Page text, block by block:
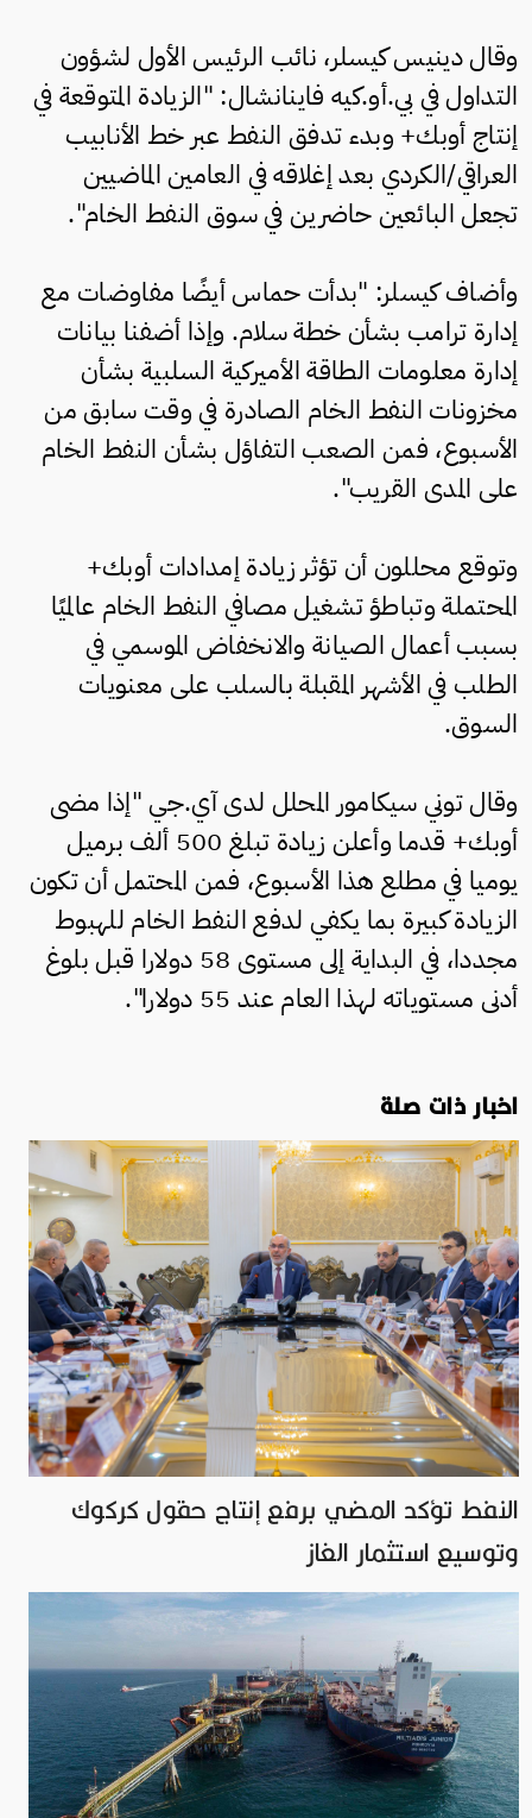
وقال دينيس كيسلر، نائب الرئيس الأول لشؤون
التداول في بي.أو.كيه فاينانشال: "الزيادة المتوقعة في
إنتاج أوبك+ وبدء تدفق النفط عبر خط الأنابيب
العراقي/الكردي بعد إغلاقه في العامين الماضيين
تجعل البائعين حاضرين في سوق النفط الخام".
وأضاف كيسلر: "بدأت حماس أيضًا مفاوضات مع
إدارة ترامب بشأن خطة سلام. وإذا أضفنا بيانات
إدارة معلومات الطاقة الأميركية السلبية بشأن
مخزونات النفط الخام الصادرة في وقت سابق من
الأسبوع، فمن الصعب التفاؤل بشأن النفط الخام
على المدى القريب".
وتوقع محللون أن تؤثر زيادة إمدادات أوبك+
المحتملة وتباطؤ تشغيل مصافي النفط الخام عالميًا
بسبب أعمال الصيانة والانخفاض الموسمي في
الطلب في الأشهر المقبلة بالسلب على معنويات
السوق.
وقال توني سيكامور المحلل لدى آي.جي "إذا مضى
أوبك+ قدما وأعلن زيادة تبلغ 500 ألف برميل
يوميا في مطلع هذا الأسبوع، فمن المحتمل أن تكون
الزيادة كبيرة بما يكفي لدفع النفط الخام للهبوط
مجددا، في البداية إلى مستوى 58 دولارا قبل بلوغ
أدنى مستوياته لهذا العام عند 55 دولارا".
اخبار ذات صلة
النفط تؤكد المضي برفع إنتاج حقول كركوك
وتوسيع استثمار الغاز